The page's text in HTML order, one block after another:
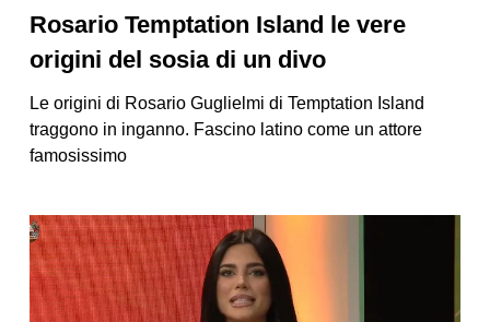
Rosario Temptation Island le vere
origini del sosia di un divo
Le origini di Rosario Guglielmi di Temptation Island
traggono in inganno. Fascino latino come un attore
famosissimo